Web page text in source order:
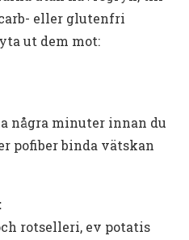
eller glutenfri
ut dem mot:
några minuter innan du
pofiber binda vätskan
rotselleri, ev potatis